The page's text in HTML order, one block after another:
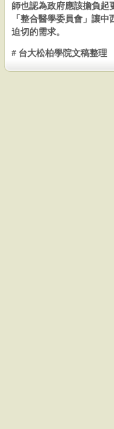
師也認為政府應該擔負起
「整合醫學委員會」讓
迫切的需求。
# 台大松柏學院文稿整理